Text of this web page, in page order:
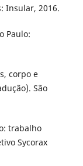
Insular, 2016.
Paulo:
corpo e
São
trabalho
Sycorax